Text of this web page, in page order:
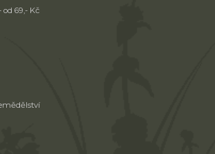
od 69,- Kč